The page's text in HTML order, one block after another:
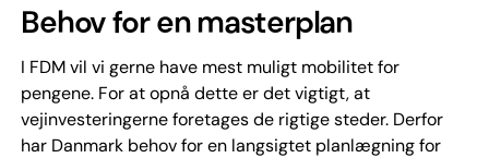
Behov for en masterplan
I FDM vil vi gerne have mest muligt mobilitet for
pengene. For at opnå dette er det vigtigt, at
vejinvesteringerne foretages de rigtige steder. Derfor
har Danmark behov for en langsigtet planlægning for